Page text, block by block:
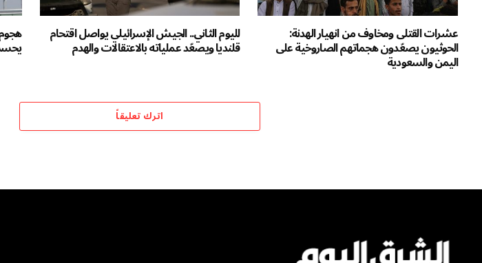
عشرات القتلى ومخاوف من انهيار الهدنة:
الحوثيون يصعّدون هجماتهم الصاروخية على
اليمن والسعودية
لليوم الثاني.. الجيش الإسرائيلي يواصل اقتحام
قلنديا ويصعّد عملياته بالاعتقالات والهدم
اترك تعليقاً